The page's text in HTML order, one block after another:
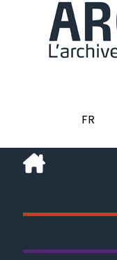
FR